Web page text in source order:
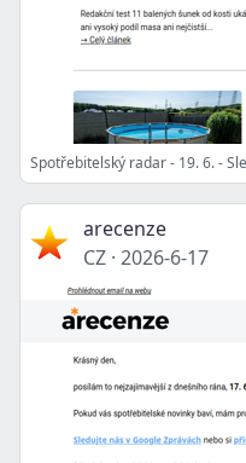
Spotřebitelský radar - 19. 6. -
arecenze
CZ · 2026-6-17